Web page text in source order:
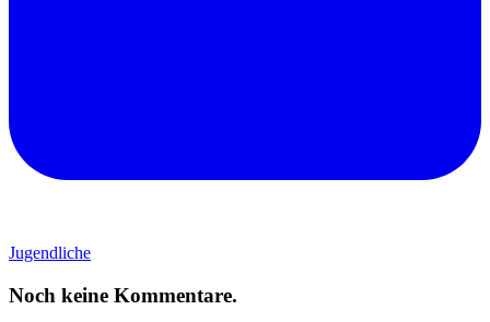
Jugendliche
Noch keine Kommentare.